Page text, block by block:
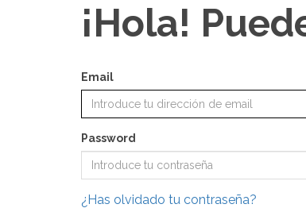
¡Hola!
Email
Password
¿Has olvidado tu contraseña?